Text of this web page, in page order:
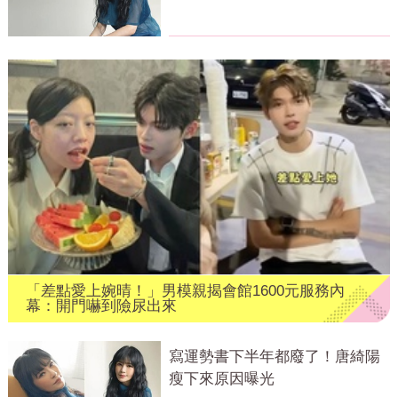
「差點愛上婉晴！」男模親揭會館1600元服務內
幕：開門嚇到險尿出來
寫運勢書下半年都廢了！唐綺陽
瘦下來原因曝光